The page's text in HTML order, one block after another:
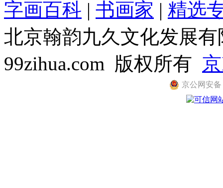
字画百科 | 书画家 | 精选
北京翰韵九久文化发展
99zihua.com 版权所有
京公网安备